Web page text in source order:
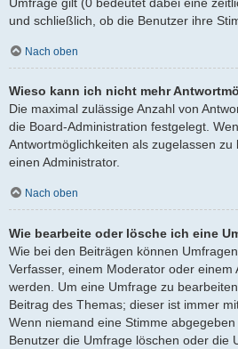
und schließlich, ob die Benutzer ihre
Nach oben
Wieso kann ich nicht mehr
Die maximal zulässige Anzahl von
die Board-Administration festgelegt.
Antwortmöglichkeiten als zugelassen
einen Administrator.
Nach oben
Wie bearbeite oder lösche ich eine
Wie bei den Beiträgen können
Verfasser, einem Moderator oder einem
werden. Um eine Umfrage zu
Beitrag des Themas; dieser ist immer
Wenn niemand eine Stimme
Benutzer die Umfrage löschen oder die